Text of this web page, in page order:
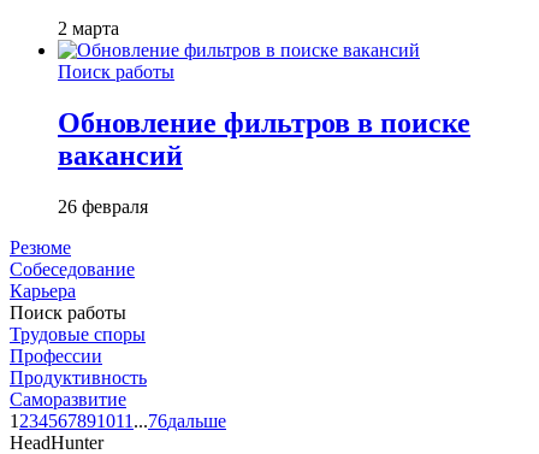
2 марта
Поиск работы
Обновление фильтров в поиске
вакансий
26 февраля
Резюме
Собеседование
Карьера
Поиск работы
Трудовые споры
Профессии
Продуктивность
Саморазвитие
1 234567891011 ...76дальше
HeadHunter